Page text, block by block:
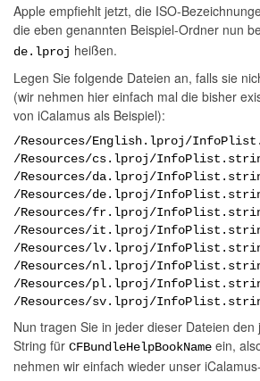
Apple empfiehlt jetzt, die ISO-
die eben genannten Beispiel-Ordner nun
de.lproj heißen.
Legen Sie folgende Dateien an, falls sie
(wir nehmen hier einfach mal die bisher
von iCalamus als Beispiel):
/Resources/English.lproj/
/Resources/cs.lproj/
/Resources/da.lproj/
/Resources/de.lproj/
/Resources/fr.lproj/
/Resources/it.lproj/
/Resources/lv.lproj/
/Resources/nl.lproj/
/Resources/pl.lproj/
/Resources/sv.lproj/
Nun tragen Sie in jeder dieser Dateien den
String für CFBundleHelpBookName ein,
nehmen wir einfach wieder unser